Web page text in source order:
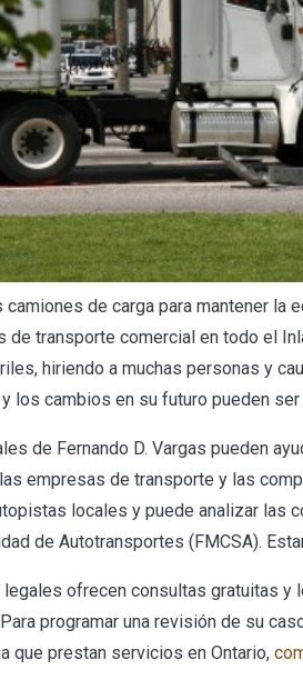
de carga para mantener la
de transporte comercial en todo el
hiriendo a muchas personas y
los cambios en su futuro pueden ser
de Fernando D. Vargas pueden
empresas de transporte y las
locales y puede analizar las
de Autotransportes (FMCSA).
ofrecen consultas gratuitas y
programar una revisión de su
que prestan servicios en Ontario,